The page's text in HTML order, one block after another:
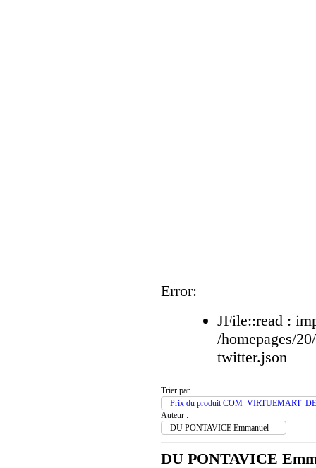
Error:
JFile::read :
/homepages/
twitter.json
Trier par
Prix du produit
Auteur :
DU PONTAVICE Emmanuel
DU PONTAVICE